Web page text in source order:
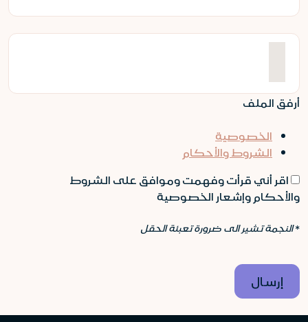
أرفق الملف
الخصوصية
الشروط والأحكام
اقر أني قرأت وفهمت وموافق على الشروط
والأحكام وإشعار الخصوصية
* النجمة تشير الى ضرورة تعبئة الحقل